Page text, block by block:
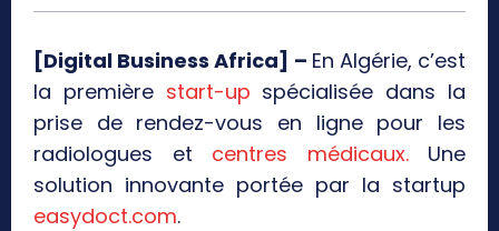
[Digital Business Africa] – En Algérie, c’est
la première start-up spécialisée dans la
prise de rendez-vous en ligne pour les
radiologues et centres médicaux.Une
solution innovante portée par la startup
easydoct.com.